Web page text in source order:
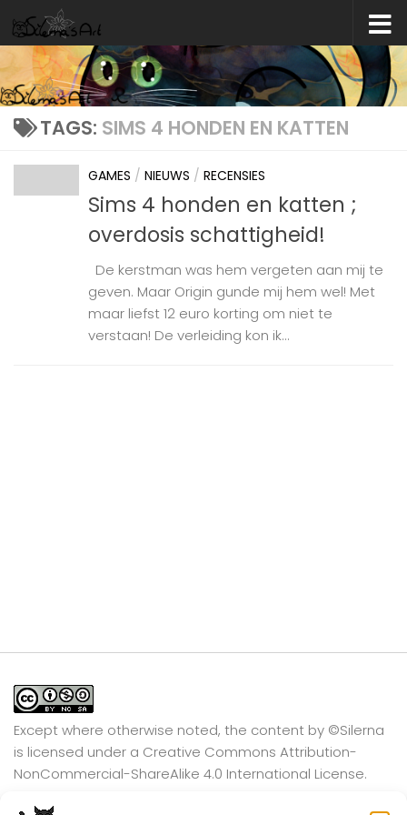
Skip to content
TAGS: SIMS 4 HONDEN EN KATTEN
GAMES / NIEUWS / RECENSIES
Sims 4 honden en katten ;
overdosis schattigheid!
De kerstman was hem vergeten aan mij te
geven. Maar Origin gunde mij hem wel! Met
maar liefst 12 euro korting om niet te
verstaan! De verleiding kon ik...
Except where otherwise noted, the content by ©Silerna
is licensed under a Creative Commons Attribution-
NonCommercial-ShareAlike 4.0 International License.